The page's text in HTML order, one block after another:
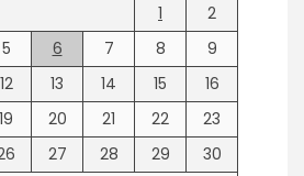
1
2
5 6 7 8
9
12 13 14 15
16
19 20 21 22
23
27 28 29
30